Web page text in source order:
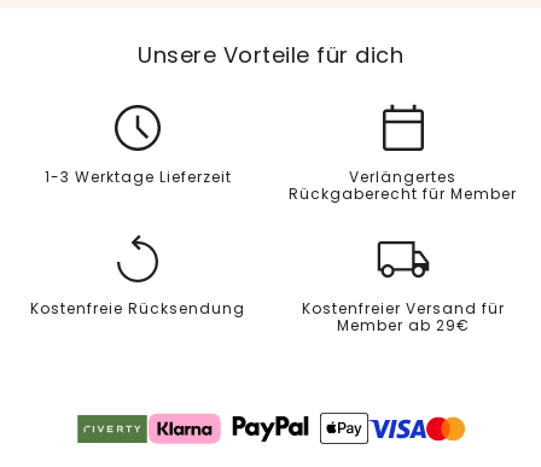
Unsere Vorteile für dich
1-3 Werktage Lieferzeit
Verlängertes
Rückgaberecht für Member
Kostenfreie Rücksendung
Kostenfreier Versand für
Member ab 29€